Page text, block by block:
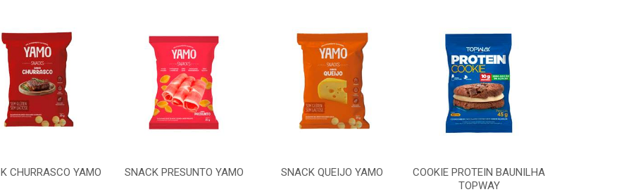
CHURRASCO YAMO SNACK PRESUNTO YAMO SNACK QUEIJO YAMO
COOKIE PROTEIN BAUNILHA
TOPWAY